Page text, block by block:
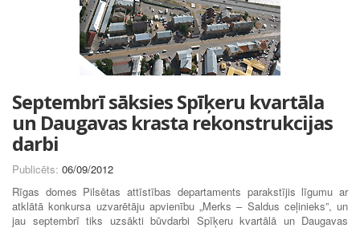
Septembrī sāksies Spīķeru kvartāla
un Daugavas krasta rekonstrukcijas
darbi
Publicēts: 06/09/2012
Rīgas domes Pilsētas attīstības departaments parakstījis līgumu ar
atklātā konkursa uzvarētāju apvienību „Merks – Saldus ceļinieks”, un
jau septembrī tiks uzsākti būvdarbi Spīķeru kvartālā un Daugavas